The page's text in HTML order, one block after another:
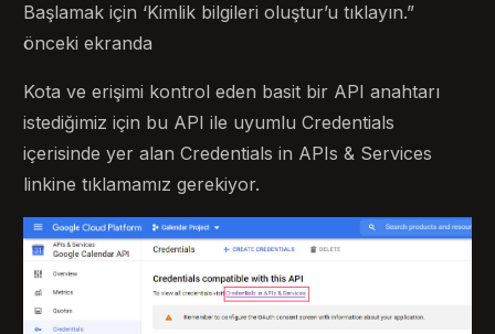
Başlamak için ‘Kimlik bilgileri oluştur’u tıklayın.”
önceki ekranda
Kota ve erişimi kontrol eden basit bir API anahtarı
istediğimiz için bu API ile uyumlu Credentials
içerisinde yer alan Credentials in APIs & Services
linkine tıklamamız gerekiyor.